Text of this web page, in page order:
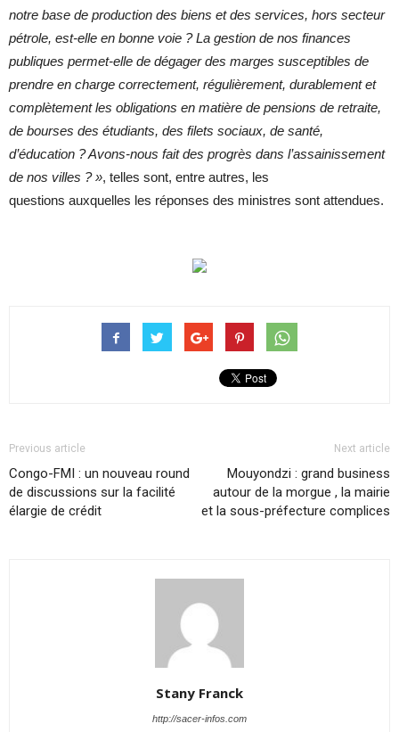
notre base de production des biens et des services, hors secteur
pétrole, est-elle en bonne voie ? La gestion de nos finances
publiques permet-elle de dégager des marges susceptibles de
prendre en charge correctement, régulièrement, durablement et
complètement les obligations en matière de pensions de retraite,
de bourses des étudiants, des filets sociaux, de santé,
d’éducation ? Avons-nous fait des progrès dans l’assainissement
de nos villes ? », telles sont, entre autres, les
questions auxquelles les réponses des ministres sont attendues.
Previous article
Congo-FMI : un nouveau round
de discussions sur la facilité
élargie de crédit
Next article
Mouyondzi : grand business
autour de la morgue , la mairie
et la sous-préfecture complices
Stany Franck
http://sacer-infos.com